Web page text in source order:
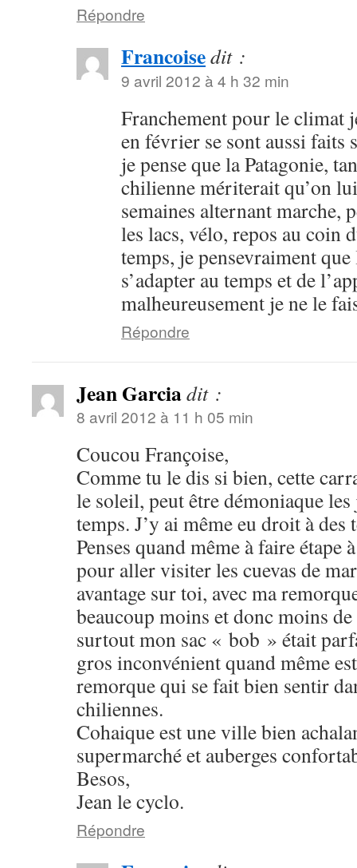
Répondre
Francoisedit :
9 avril 2012 à 4 h 32 min
Franchement pour le climat
en février se sont aussi
je pense que la Patagonie,
chilienne mériterait qu’on
semaines alternant marche,
les lacs, vélo, repos au coin
temps, je pensevraiment
s’adapter au temps et de
malheureusement je ne le
Répondre
Jean Garciadit :
8 avril 2012 à 11 h 05 min
Coucou Françoise,
Comme tu le dis si bien, cette
le soleil, peut être démoniaque
temps. J’y ai même eu droit à
Penses quand même à faire
pour aller visiter les cuevas de
avantage sur toi, avec ma
beaucoup moins et donc moins
surtout mon sac « bob » était
gros inconvénient quand même
remorque qui se fait bien sentir
chiliennes.
Cohaique est une ville bien
supermarché et auberges
Besos,
Jean le cyclo.
Répondre